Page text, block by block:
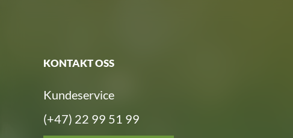
KONTAKT OSS
Kundeservice
(+47) 22 99 51 99